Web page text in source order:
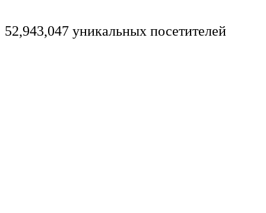
52,943,047 уникальных посетителей